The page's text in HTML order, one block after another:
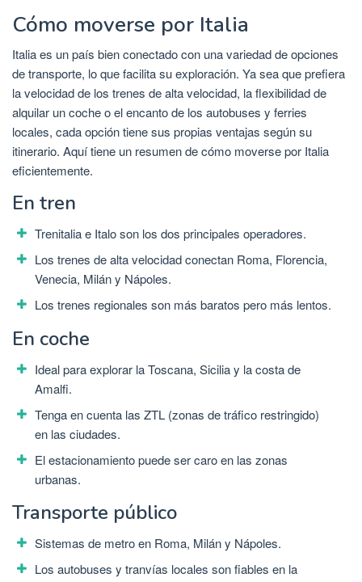
Cómo moverse por Italia
Italia es un país bien conectado con una variedad de opciones
de transporte, lo que facilita su exploración. Ya sea que prefiera
la velocidad de los trenes de alta velocidad, la flexibilidad de
alquilar un coche o el encanto de los autobuses y ferries
locales, cada opción tiene sus propias ventajas según su
itinerario. Aquí tiene un resumen de cómo moverse por Italia
eficientemente.
En tren
Trenitalia e Italo son los dos principales operadores.
Los trenes de alta velocidad conectan Roma, Florencia,
Venecia, Milán y Nápoles.
Los trenes regionales son más baratos pero más lentos.
En coche
Ideal para explorar la Toscana, Sicilia y la costa de
Amalfi.
Tenga en cuenta las ZTL (zonas de tráfico restringido)
en las ciudades.
El estacionamiento puede ser caro en las zonas
urbanas.
Transporte público
Sistemas de metro en Roma, Milán y Nápoles.
Los autobuses y tranvías locales son fiables en la